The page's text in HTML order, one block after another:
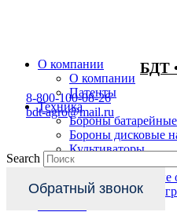
БДТ
8-800-100-08-26
bdt-agro@mail.ru
Search
Обратный звонок
О компании
О компании
Патенты
Техника
Бороны
Бороны дисковые
Культиваторы
Плуги
Комбинированные
Техника для